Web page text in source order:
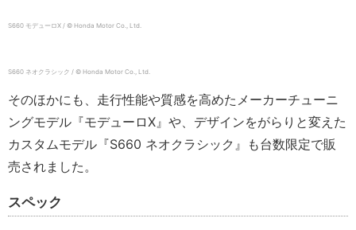
S660 モデューロX / © Honda Motor Co., Ltd.
S660 ネオクラシック / © Honda Motor Co., Ltd.
そのほかにも、走行性能や質感を高めたメーカーチューニ
ングモデル『モデューロX』や、デザインをがらりと変えた
カスタムモデル『S660 ネオクラシック』も台数限定で販
売されました。
スペック